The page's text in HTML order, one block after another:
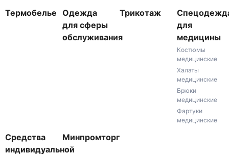
Термобелье Одежда
для сферы
обслуживания
Трикотаж
для
медицины
Костюмы
медицинские
Халаты
медицинские
Брюки
медицинские
Фартуки
медицинские
Средства
индивидуальной
Минпромторг